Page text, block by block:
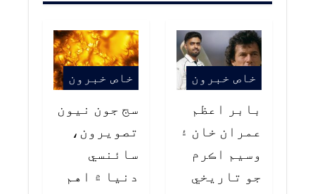
خاص خبرون
بابر اعظم
عمران خان ۽
وسيم اڪرم
جو تاريخي
خاص خبرون
سج جون نيون
تصويرون،
سائنسي
دنيا ۾ اهم